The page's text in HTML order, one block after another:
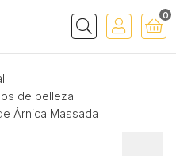
Buscar
0
de belleza
Árnica Massada